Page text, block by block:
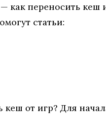
как переносить кеш
статьи:
от игр? Для